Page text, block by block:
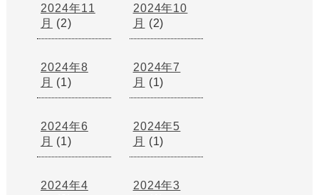
2024年11
月
(2)
2024年10
月
(2)
2024年8
月
(1)
2024年7
月
(1)
2024年6
月
(1)
2024年5
月
(1)
2024年4
2024年3